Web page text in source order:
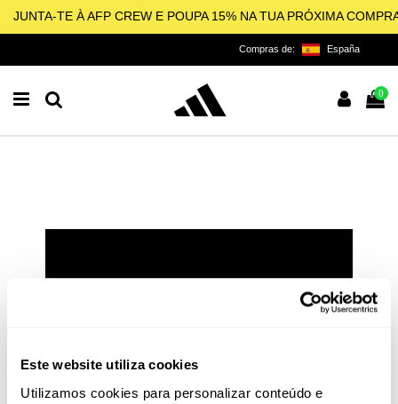
Este website utiliza cookies
Utilizamos cookies para personalizar conteúdo e
JUNTA-TE À AFP CREW E POUPA 15% NA TUA PRÓXIMA
Compras de: España
0
LICENCIADO OFICIAL DA
PICKLEBALL E BEACH